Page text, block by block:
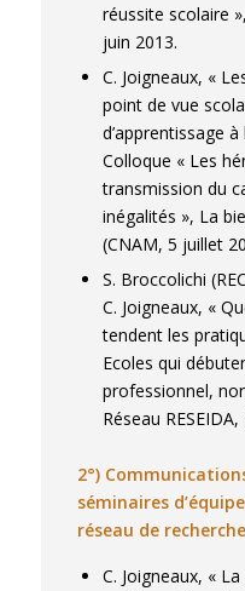
réussite scolaire
juin 2013.
C. Joigneaux, «
point de vue
d’apprentissage
Colloque « Les
transmission du
inégalités », La
(CNAM, 5 juillet
S. Broccolichi
C. Joigneaux, «
tendent les
Ecoles qui
professionnel,
Réseau
2°)
séminaires
réseau de recherche
C. Joigneaux, «